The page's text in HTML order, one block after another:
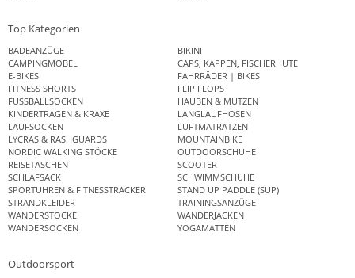
Top Kategorien
BADEANZÜGE
BIKINI
CAMPINGMÖBEL
CAPS, KAPPEN, FISCHERHÜTE
E-BIKES
FAHRRÄDER | BIKES
FITNESS SHORTS
FLIP FLOPS
FUSSBALLSOCKEN
HAUBEN & MÜTZEN
KINDERTRAGEN & KRAXE
LANGLAUFHOSEN
LAUFSOCKEN
LUFTMATRATZEN
LYCRAS & RASHGUARDS
MOUNTAINBIKE
NORDIC WALKING STÖCKE
OUTDOORSCHUHE
REISETASCHEN
SCOOTER
SCHLAFSACK
SCHWIMMSCHUHE
SPORTUHREN & FITNESSTRACKER
STAND UP PADDLE (SUP)
STRANDKLEIDER
TRAININGSANZÜGE
WANDERSTÖCKE
WANDERJACKEN
WANDERSOCKEN
YOGAMATTEN
Outdoorsport